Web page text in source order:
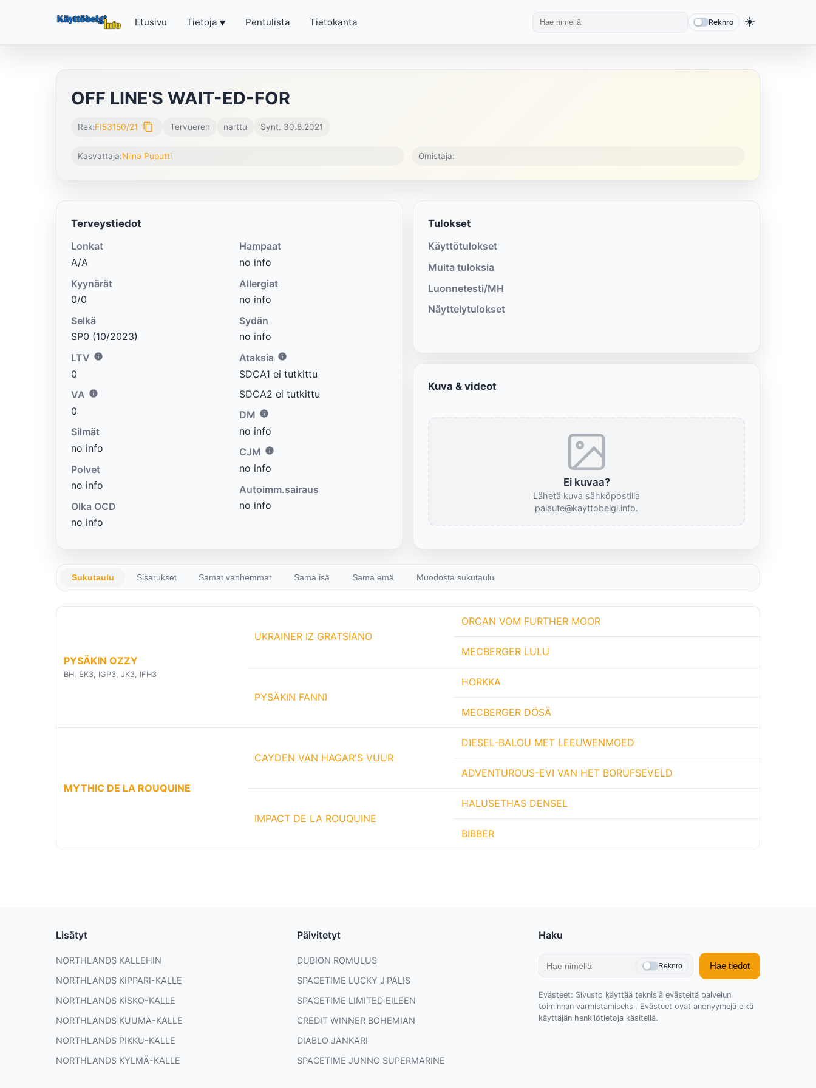
Etusivu Tietoja Pentulista Tietokanta Reknro ☀️
OFF LINE'S WAIT-ED-FOR
Rek:FI53150/21 content_copy Tervueren narttu Synt. 30.8.2021
Kasvattaja:Niina Puputti Omistaja:
Terveystiedot
Lonkat
A/A
Kyynärät
0/0
Selkä
SP0 (10/2023)
LTV
0
VA
0
Silmät
no info
Polvet
no info
Olka OCD
no info
Hampaat
no info
Allergiat
no info
Sydän
no info
Ataksia
SDCA1 ei tutkittu
SDCA2 ei tutkittu
DM
no info
CJM
no info
Autoimm.sairaus
no info
Tulokset
Käyttötulokset
Muita tuloksia
Luonnetesti/MH
Näyttelytulokset
Kuva & videot
Ei kuvaa?
Lähetä kuva sähköpostilla
palaute@kayttobelgi.info.
Sukutaulu Sisarukset Samat vanhemmat Sama isä Sama emä Muodosta sukutaulu
PYSÄKIN OZZY
BH, EK3, IGP3, JK3, IFH3
UKRAINER IZ GRATSIANO
ORCAN VOM FURTHER MOOR
MECBERGER LULU
PYSÄKIN FANNI
HORKKA
MECBERGER DÖSÄ
MYTHIC DE LA ROUQUINE
CAYDEN VAN HAGAR'S VUUR
DIESEL-BALOU MET LEEUWENMOED
ADVENTUROUS-EVI VAN HET BORUFSEVELD
IMPACT DE LA ROUQUINE
HALUSETHAS DENSEL
BIBBER
Lisätyt
NORTHLANDS KALLEHIN
NORTHLANDS KIPPARI-KALLE
NORTHLANDS KISKO-KALLE
NORTHLANDS KUUMA-KALLE
NORTHLANDS PIKKU-KALLE
NORTHLANDS KYLMÄ-KALLE
Päivitetyt
DUBION ROMULUS
SPACETIME LUCKY J'PALIS
SPACETIME LIMITED EILEEN
CREDIT WINNER BOHEMIAN
DIABLO JANKARI
SPACETIME JUNNO SUPERMARINE
Haku
Reknro Hae tiedot
Evästeet: Sivusto käyttää teknisiä evästeitä palvelun
toiminnan varmistamiseksi. Evästeet ovat anonyymejä eikä
käyttäjän henkilötietoja käsitellä.